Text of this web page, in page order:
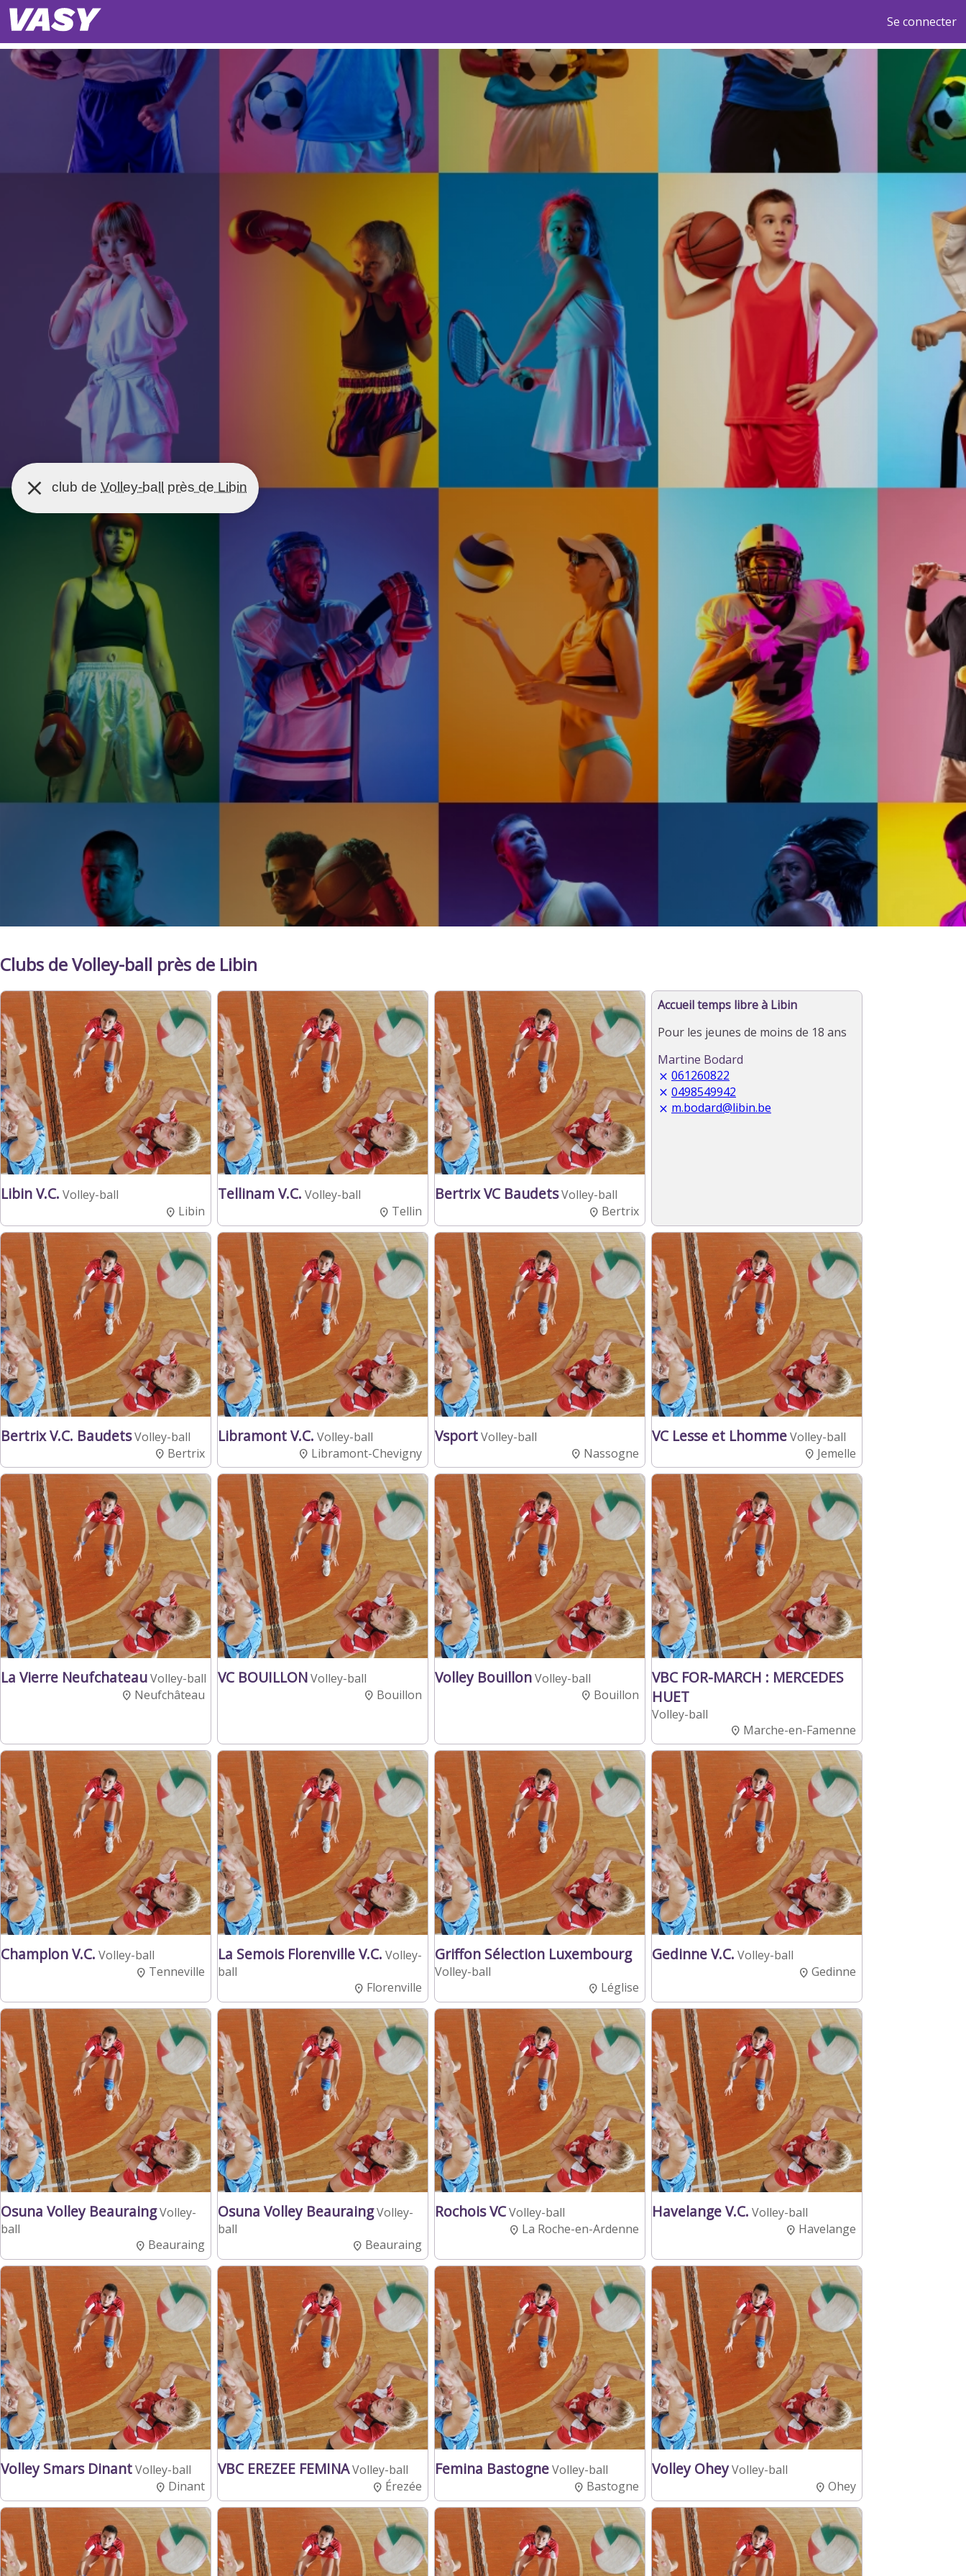
Se connecter
club de Volley-ball près de Libin
Clubs de Volley-ball près de Libin
Libin V.C. Volley-ball
Libin
Tellinam V.C. Volley-ball
Tellin
Bertrix VC BaudetsVolley-ball
Bertrix
Accueil temps libre à Libin
Pour les jeunes de moins de 18 ans
Martine Bodard
061260822
0498549942
m.bodard@libin.be
Bertrix V.C. BaudetsVolley-ball
Bertrix
Libramont V.C. Volley-ball
Libramont-Chevigny
VsportVolley-ball
Nassogne
VC Lesse et LhommeVolley-ball
Jemelle
La Vierre NeufchateauVolley-ball
Neufchâteau
VC BOUILLONVolley-ball
Bouillon
Volley BouillonVolley-ball
Bouillon
VBC FOR-MARCH : MERCEDES
HUET
Volley-ball
Marche-en-Famenne
Champlon V.C. Volley-ball
Tenneville
La Semois Florenville V.C. Volley-
ball
Florenville
Griffon Sélection Luxembourg
Volley-ball
Léglise
Gedinne V.C. Volley-ball
Gedinne
Osuna Volley BeauraingVolley-
ball
Beauraing
Osuna Volley BeauraingVolley-
ball
Beauraing
Rochois VCVolley-ball
La Roche-en-Ardenne
Havelange V.C. Volley-ball
Havelange
Volley Smars DinantVolley-ball
Dinant
VBC EREZEE FEMINAVolley-ball
Érezée
Femina BastogneVolley-ball
Bastogne
Volley OheyVolley-ball
Ohey